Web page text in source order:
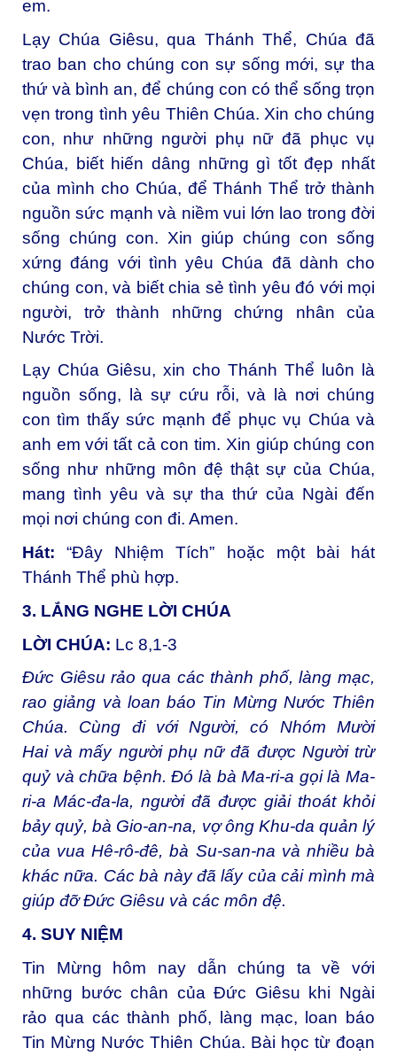
em.
Lạy Chúa Giêsu, qua Thánh Thể, Chúa đã
trao ban cho chúng con sự sống mới, sự tha
thứ và bình an, để chúng con có thể sống trọn
vẹn trong tình yêu Thiên Chúa. Xin cho chúng
con, như những người phụ nữ đã phục vụ
Chúa, biết hiến dâng những gì tốt đẹp nhất
của mình cho Chúa, để Thánh Thể trở thành
nguồn sức mạnh và niềm vui lớn lao trong đời
sống chúng con. Xin giúp chúng con sống
xứng đáng với tình yêu Chúa đã dành cho
chúng con, và biết chia sẻ tình yêu đó với mọi
người, trở thành những chứng nhân của
Nước Trời.
Lạy Chúa Giêsu, xin cho Thánh Thể luôn là
nguồn sống, là sự cứu rỗi, và là nơi chúng
con tìm thấy sức mạnh để phục vụ Chúa và
anh em với tất cả con tim. Xin giúp chúng con
sống như những môn đệ thật sự của Chúa,
mang tình yêu và sự tha thứ của Ngài đến
mọi nơi chúng con đi. Amen.
Hát:“Đây Nhiệm Tích” hoặc một bài hát
Thánh Thể phù hợp.
3. LẮNG NGHE LỜI CHÚA
LỜI CHÚA: Lc 8,1-3
Đức Giêsu rảo qua các thành phố, làng mạc,
rao giảng và loan báo Tin Mừng Nước Thiên
Chúa. Cùng đi với Người, có Nhóm Mười
Hai và mấy người phụ nữ đã được Người trừ
quỷ và chữa bệnh. Đó là bà Ma-ri-a gọi là Ma-
ri-a Mác-đa-la, người đã được giải thoát khỏi
bảy quỷ, bà Gio-an-na, vợ ông Khu-da quản lý
của vua Hê-rô-đê, bà Su-san-na và nhiều bà
khác nữa. Các bà này đã lấy của cải mình mà
giúp đỡ Đức Giêsu và các môn đệ.
4. SUY NIỆM
Tin Mừng hôm nay dẫn chúng ta về với
những bước chân của Đức Giêsu khi Ngài
rảo qua các thành phố, làng mạc, loan báo
Tin Mừng Nước Thiên Chúa. Bài học từ đoạn